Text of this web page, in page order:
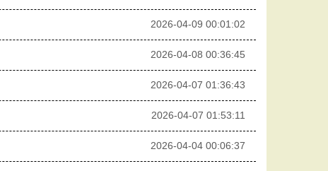
2026-04-09 00:01:02
2026-04-08 00:36:45
2026-04-07 01:36:43
2026-04-07 01:53:11
2026-04-04 00:06:37